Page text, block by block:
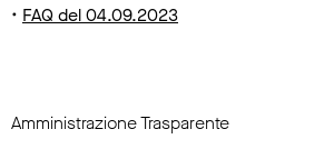
• FAQ del 04.09.2023
Amministrazione Trasparente